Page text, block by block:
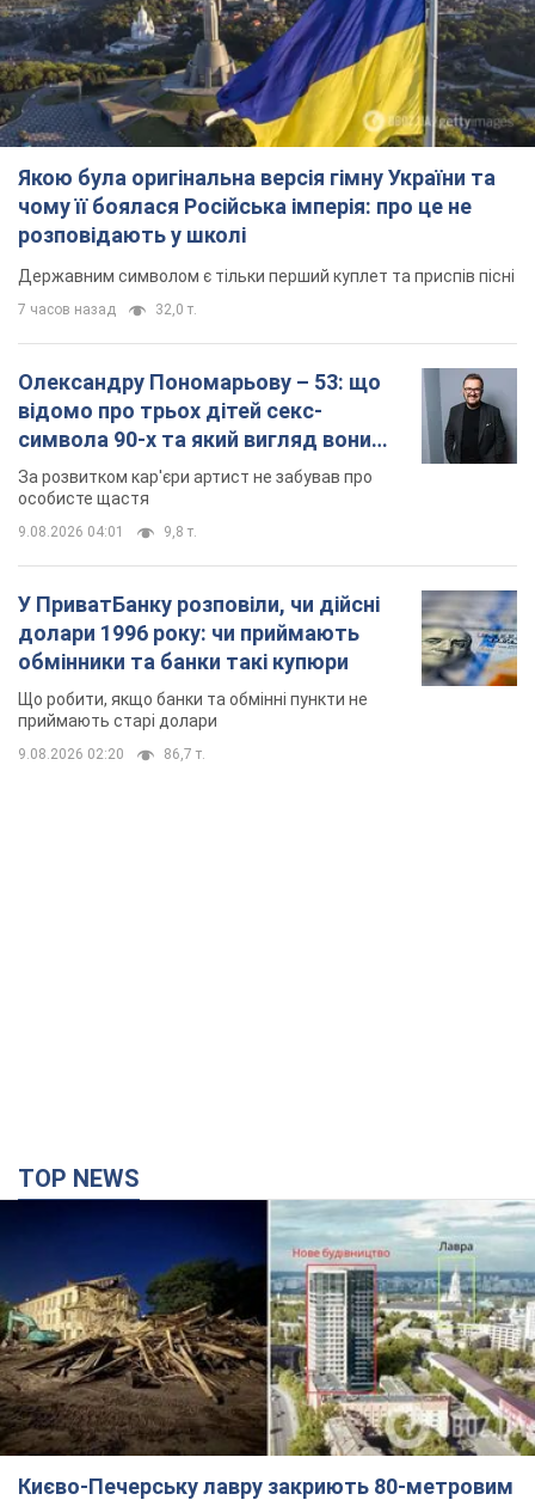
Якою була оригінальна версія гімну України та
чому її боялася Російська імперія: про це не
розповідають у школі
Державним символом є тільки перший куплет та приспів пісні
7 часов назад 32,0 т.
Олександру Пономарьову – 53: що
відомо про трьох дітей секс-
символа 90-х та який вигляд вони
мають
За розвитком кар'єри артист не забував про
особисте щастя
9.08.2026 04:01 9,8 т.
У ПриватБанку розповіли, чи дійсні
долари 1996 року: чи приймають
обмінники та банки такі купюри
Що робити, якщо банки та обмінні пункти не
приймають старі долари
9.08.2026 02:20 86,7 т.
TOP NEWS
Києво-Печерську лавру закриють 80-метровим